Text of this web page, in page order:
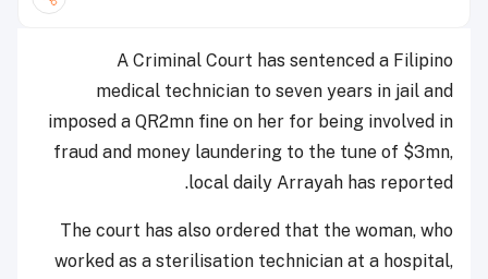
A Criminal Court has sentenced a Filipino
medical technician to seven years in jail and
imposed a QR2mn fine on her for being involved in
fraud and money laundering to the tune of $3mn,
local daily Arrayah has reported.
The court has also ordered that the woman, who
worked as a sterilisation technician at a hospital,